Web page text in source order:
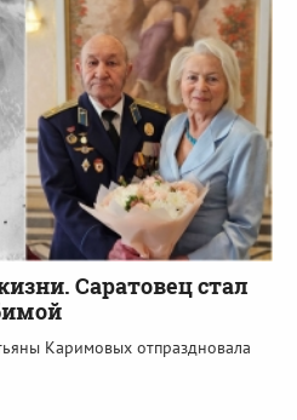
Саратовец стал
Каримовых отпраздновала